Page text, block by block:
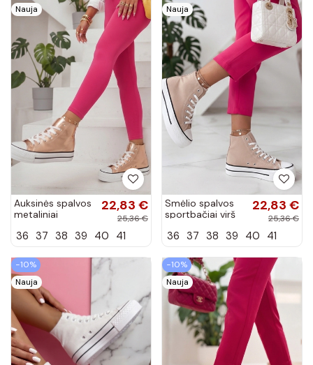
Nauja
Auksinės spalvos
metaliniai
kulkšnies Piper
22,83 €
25,36 €
36 37 38 39 40 41
Nauja
Smėlio spalvos
sportbačiai virš
22,83 €
25,36 €
36 37 38 39 40 41
−10%
Nauja
−10%
Nauja